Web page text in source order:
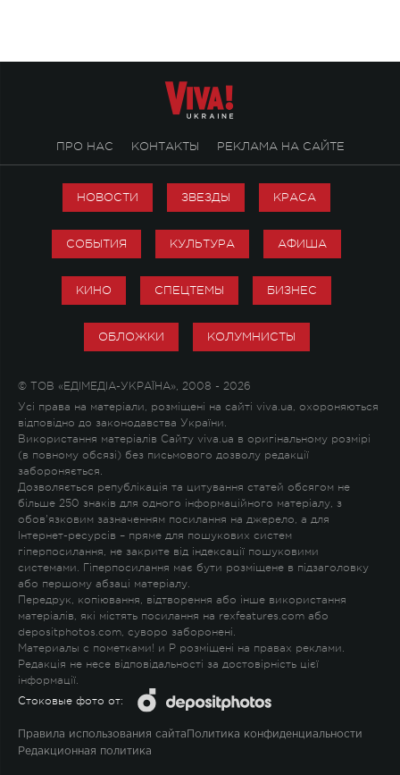
ПРО НАС КОНТАКТЫ РЕКЛАМА НА САЙТЕ
НОВОСТИ ЗВЕЗДЫ КРАСА
СОБЫТИЯ КУЛЬТУРА АФИША
КИНО СПЕЦТЕМЫ БИЗНЕС
ОБЛОЖКИ КОЛУМНИСТЫ
© ТОВ «ЕДІМЕДІА-УКРАЇНА», 2008 - 2026
Усі права на матеріали, розміщені на сайті viva.ua, охороняються
відповідно до законодавства України.
Використання матеріалів Сайту viva.ua в оригінальному розмірі
(в повному обсязі) без письмового дозволу редакції
забороняється.
Дозволяється републікація та цитування статей обсягом не
більше 250 знаків для одного інформаційного матеріалу, з
обов'язковим зазначенням посилання на джерело, а для
Інтернет-ресурсів – пряме для пошукових систем
гіперпосилання, не закрите від індексації пошуковими
системами. Гіперпосилання має бути розміщене в підзаголовку
або першому абзаці матеріалу.
Передрук, копіювання, відтворення або інше використання
матеріалів, які містять посилання на rexfeatures.com або
depositphotos.com, суворо заборонені.
Материалы с пометками! и P розміщені на правах реклами.
Редакція не несе відповідальності за достовірність цієї
інформації.
Стоковые фото от:
Правила использования сайта Политика конфиденциальности
Редакционная политика